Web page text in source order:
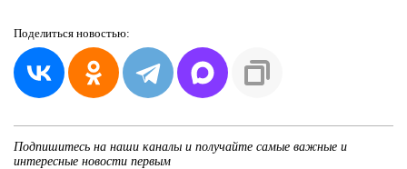
Поделиться новостью:
Подпишитесь на наши каналы и получайте самые важные и
интересные новости первым